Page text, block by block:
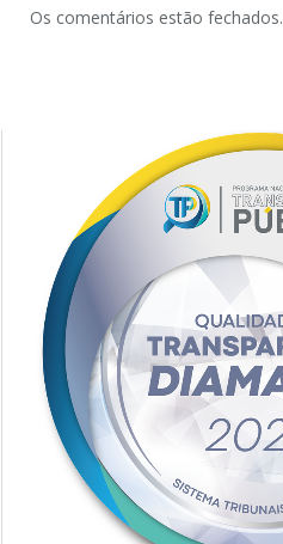
Os comentários estão fechados.